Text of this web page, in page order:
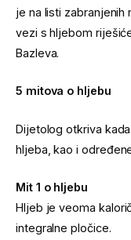
je na listi zabranjenih
vezi s hljebom
Bazleva.
5 mitova o hljebu
Dijetolog otkriva
hljeba, kao i
Mit 1 o hljebu
Hljeb je veoma
integralne pločice.